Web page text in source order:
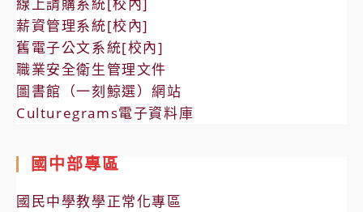
線上請購系統[校內]
薪資管理系統[校內]
舊電子公文系統[校內]
職業安全衛生管理文件
圖書館（一刻鯨選）網站
Culturegrams電子資料庫
國中部專區
國民中學教學正常化專區